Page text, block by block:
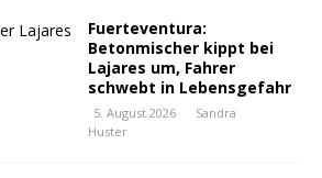
Fuerteventura:
Betonmischer kippt bei
Lajares um, Fahrer
schwebt in Lebensgefahr
5. August 2026
Sandra
Huster